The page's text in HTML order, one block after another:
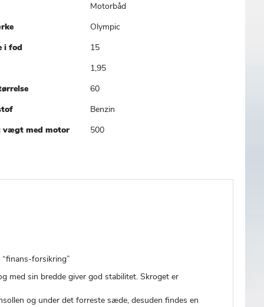
Motorbåd
Olympic
i fod
15
1,95
60
Benzin
vægt med motor
500
forsikring”
med sin bredde giver god stabilitet. Skroget er
og under det forreste sæde, desuden findes en